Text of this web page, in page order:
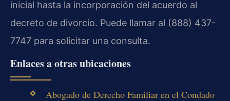
inicial hasta la incorporación del acuerdo al
decreto de divorcio. Puede llamar al (888) 437-
7747 para solicitar una consulta.
Enlaces a otras ubicaciones
Abogado de Derecho Familiar en el Condado